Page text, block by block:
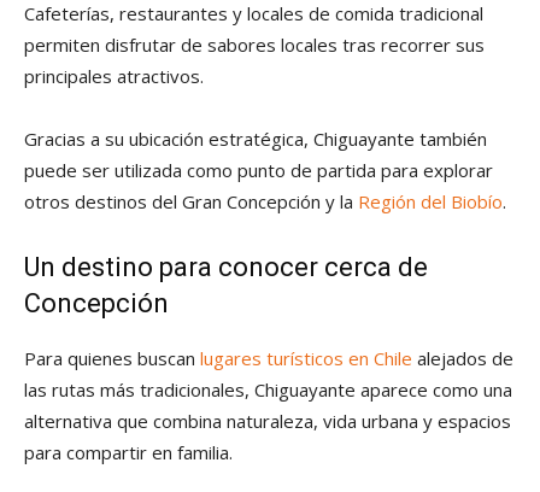
Cafeterías, restaurantes y locales de comida tradicional
permiten disfrutar de sabores locales tras recorrer sus
principales atractivos.
Gracias a su ubicación estratégica, Chiguayante también
puede ser utilizada como punto de partida para explorar
otros destinos del Gran Concepción y la Región del Biobío.
Un destino para conocer cerca de
Concepción
Para quienes buscan lugares turísticos en Chile alejados de
las rutas más tradicionales, Chiguayante aparece como una
alternativa que combina naturaleza, vida urbana y espacios
para compartir en familia.